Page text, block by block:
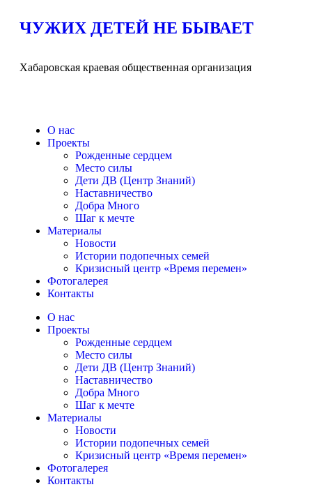
ЧУЖИХ ДЕТЕЙ НЕ БЫВАЕТ
Хабаровская краевая общественная организация
О нас
Проекты
Рожденные сердцем
Место силы
Дети ДВ (Центр Знаний)
Наставничество
Добра Много
Шаг к мечте
Материалы
Новости
Истории подопечных семей
Кризисный центр «Время перемен»
Фотогалерея
Контакты
О нас
Проекты
Рожденные сердцем
Место силы
Дети ДВ (Центр Знаний)
Наставничество
Добра Много
Шаг к мечте
Материалы
Новости
Истории подопечных семей
Кризисный центр «Время перемен»
Фотогалерея
Контакты